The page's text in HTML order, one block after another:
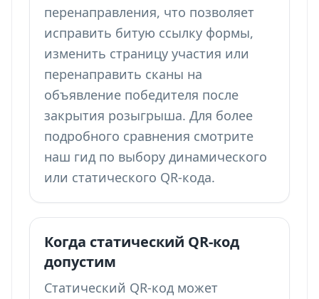
перенаправления, что позволяет
исправить битую ссылку формы,
изменить страницу участия или
перенаправить сканы на
объявление победителя после
закрытия розыгрыша. Для более
подробного сравнения смотрите
наш гид по выбору динамического
или статического QR-кода.
Когда статический QR-код
допустим
Статический QR-код может